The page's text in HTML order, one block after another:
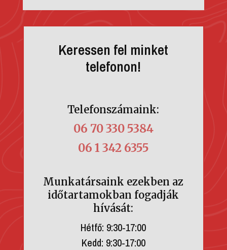
Keressen fel minket
telefonon!
Telefonszámaink:
06 70 330 5384
06 1 342 6355
Munkatársaink ezekben az
időtartamokban fogadják
hívását:
Hétfő: 9:30-17:00
Kedd: 9:30-17:00